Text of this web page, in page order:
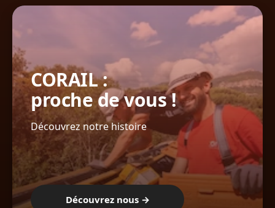
CORAIL :
proche de vous !
Découvrez notre histoire
Découvrez nous →